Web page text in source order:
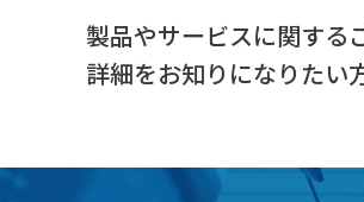
製品やサービスに関する
詳細をお知りになりたい